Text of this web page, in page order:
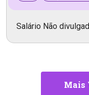
Salário Não
Mais